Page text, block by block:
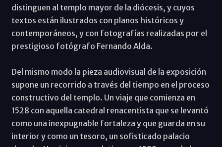
distinguen al templo mayor de la diócesis, y cuyos
textos están ilustrados con planos históricos y
contemporáneos, y con fotografías realizadas por el
prestigioso fotógrafo Fernando Alda.
Del mismo modo la pieza audiovisual de la exposición
supone un recorrido a través del tiempo en el proceso
constructivo del templo. Un viaje que comienza en
1528 con aquella catedral renacentista que se levantó
como una inexpugnable fortaleza y que guarda en su
interior y como un tesoro, un sofisticado palacio